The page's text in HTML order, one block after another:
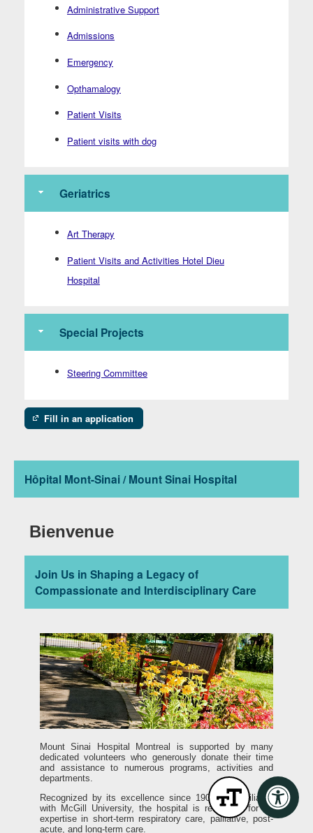
Administrative Support
Admissions
Emergency
Opthamalogy
Patient Visits
Patient visits with dog
Geriatrics
Art Therapy
Patient Visits and Activities Hotel Dieu
Hospital
Special Projects
Steering Committee
Fill in an application
Hôpital Mont-Sinai / Mount Sinai Hospital
Bienvenue
Join Us in Shaping a Legacy of
Compassionate and Interdisciplinary Care
Mount Sinai Hospital Montreal is supported by many
dedicated volunteers who generously donate their time
and assistance to numerous programs, activities and
departments.
Recognized by its excellence since 1909 and affiliated
with McGill University, the hospital is renowned for its
expertise in short-term respiratory care, palliative, post-
acute, and long-term care.